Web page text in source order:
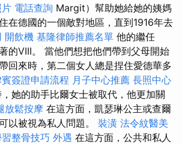
電話查詢 Margit）幫助她給她的姨媽
在德國的一個敵對地區，直到1916年去
開飲機 基隆律師推薦名單 他的繼任
的VIII。 當他們想把他們帶到父母開始
回來時，第二個女人總是捏住愛德華多
簽證申請流程 月子中心推薦 長照中心
她的助手比爾女士被取代，他更加關
放鬆按摩 在這方面，凱瑟琳公主或查爾
以被視為私人問題。 裝潢 法令紋醫美
整骨技巧 外遇 在這方面，公共和私人